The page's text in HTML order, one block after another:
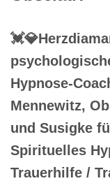
Hypnose-
Mennewitz,
und Susigke
Spirituelles
Trauerhilfe /